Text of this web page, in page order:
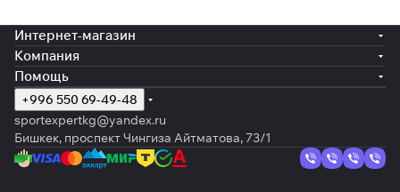
Интернет-магазин
Компания
Помощь
+996 550 69-49-48
sportexpertkg@yandex.ru
Бишкек, проспект Чингиза Айтматова, 73/1